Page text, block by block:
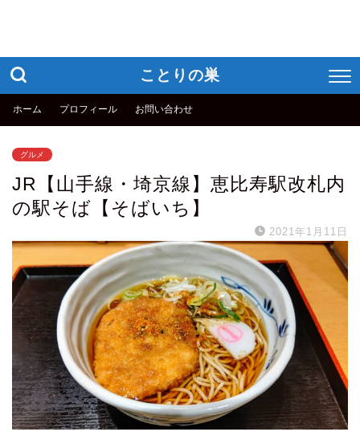
ことりの巣
ホーム プロフィール お問い合わせ
グルメ
JR【山手線・埼京線】恵比寿駅改札内
の駅そば【そばいち】
2021年1月11日